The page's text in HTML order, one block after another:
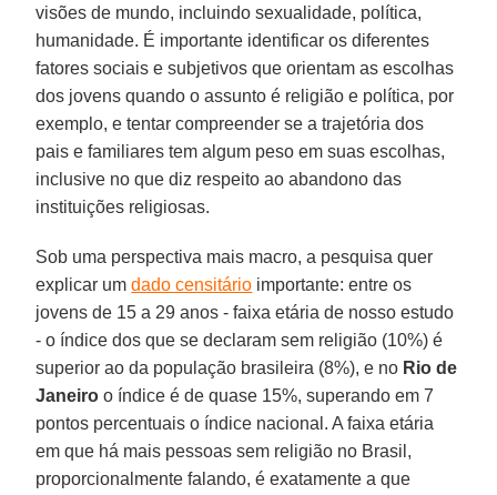
visões de mundo, incluindo sexualidade, política,
humanidade. É importante identificar os diferentes
fatores sociais e subjetivos que orientam as escolhas
dos jovens quando o assunto é religião e política, por
exemplo, e tentar compreender se a trajetória dos
pais e familiares tem algum peso em suas escolhas,
inclusive no que diz respeito ao abandono das
instituições religiosas.
Sob uma perspectiva mais macro, a pesquisa quer
explicar umdado censitário importante: entre os
jovens de 15 a 29 anos - faixa etária de nosso estudo
- o índice dos que se declaram sem religião (10%) é
superior ao da população brasileira (8%), e no Rio de
Janeiro o índice é de quase 15%, superando em 7
pontos percentuais o índice nacional. A faixa etária
em que há mais pessoas sem religião no Brasil,
proporcionalmente falando, é exatamente a que